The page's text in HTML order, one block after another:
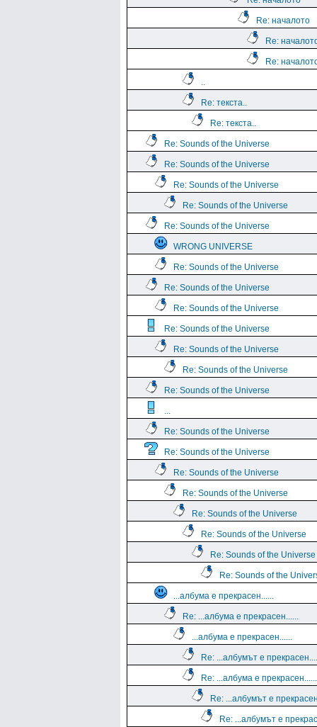
Re: началото
Re:
Re:
..
Re: текста..
Re: текста..
Re: Sounds of the Universe
Re: Sounds of the Universe
Re: Sounds of the Universe
Re: Sounds of the Universe
Re: Sounds of the Universe
WRONG UNIVERSE
Re: Sounds of the Universe
Re: Sounds of the Universe
Re: Sounds of the Universe
Re: Sounds of the Universe
Re: Sounds of the Universe
Re: Sounds of the Universe
Re: Sounds of the Universe
...
Re: Sounds of the Universe
Re: Sounds of the Universe
Re: Sounds of the Universe
Re: Sounds of the Universe
Re: Sounds of the Universe
Re: Sounds of the Universe
Re: Sounds of the Universe
Re: Sounds of the
...албума е прекрасен......
Re: ...албума е прекрасен......
...албума е прекрасен......
Re: ...албумът е
Re: ...албума е прекрасен......
Re: ...албумът е
Re: ...албумът е